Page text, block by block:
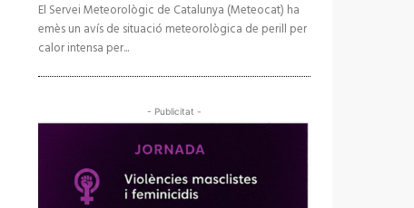
El Servei Meteorològic de Catalunya (Meteocat) ha
emès un avís de situació meteorològica de perill per
calor intensa per...
- Publicitat -